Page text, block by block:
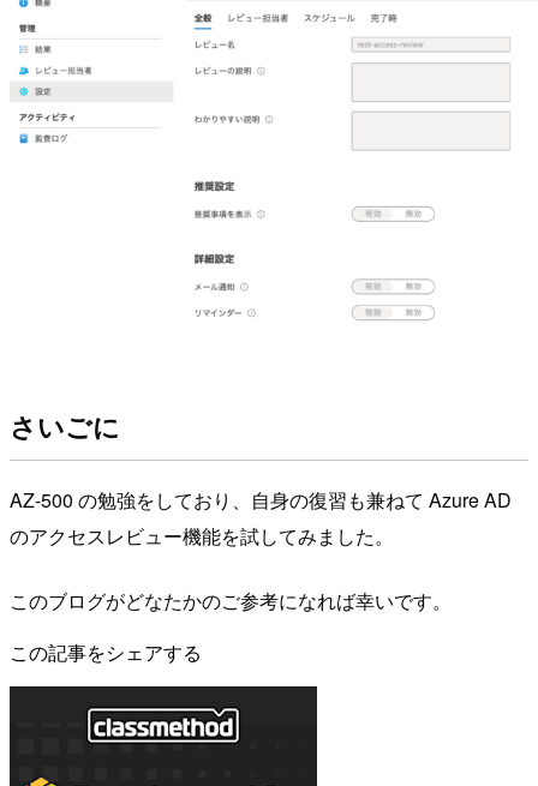
さいごに
AZ-500 の勉強をしており、自身の復習も兼ねて Azure AD
のアクセスレビュー機能を試してみました。
このブログがどなたかのご参考になれば幸いです。
この記事をシェアする